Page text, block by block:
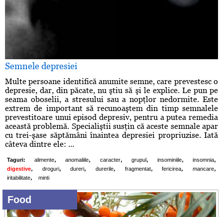
Semnele depresiei
Multe persoane identifică anumite semne, care prevestesc o
depresie, dar, din păcate, nu ştiu să şi le explice. Le pun pe
seama oboselii, a stresului sau a nopţlor nedormite. Este
extrem de important să recunoaştem din timp semnalele
prevestitoare unui episod depresiv, pentru a putea remedia
această problemă. Specialiştii susţin că aceste semnale apar
cu trei-şase săptămâni înaintea depresiei propriuzise. Iată
câteva dintre ele: ...
Taguri: alimente, anomaliile, caracter, grupul, insominiile, insomnia,
digestive, droguri, dureri, durerile, fragmentat, fericirea, mancare,
iritabilitate, minti
Food